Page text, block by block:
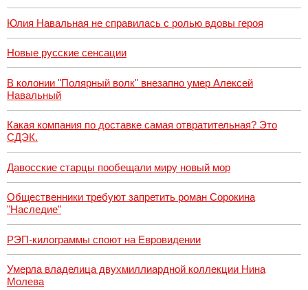
Юлия Навальная не справилась с ролью вдовы героя
Новые русские сенсации
В колонии "Полярный волк" внезапно умер Алексей
Навальный
Какая компания по доставке самая отвратительная? Это
СДЭК.
Давосские старцы пообещали миру новый мор
Общественники требуют запретить роман Сорокина
"Наследие"
РЭП-килограммы споют на Евровидении
Умерла владелица двухмиллиардной коллекции Нина
Молева